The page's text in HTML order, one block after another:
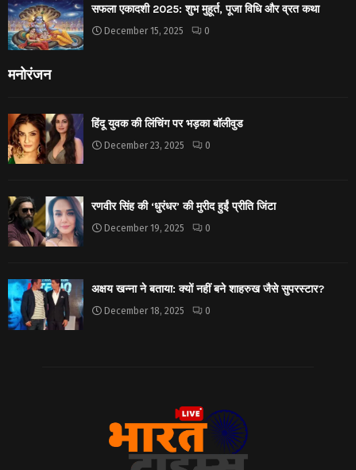
सफला एकादशी 2025: शुभ मुहूर्त, पूजा विधि और व्रत कथा
December 15, 2025 0
मनोरंजन
हिंदू युवक की लिंचिंग पर भड़का बॉलीवुड
December 23, 2025 0
रणवीर सिंह की ‘धुरंधर’ की मुरीद हुईं प्रीति जिंटा
December 19, 2025 0
अक्षय खन्ना ने बताया: क्यों नहीं बने शाहरुख जैसे सुपरस्टार?
December 18, 2025 0